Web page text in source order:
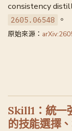
consistency
2605.06548 。
原始來源：
Skill1：統一
的技能選擇